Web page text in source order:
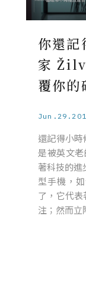
你還記
家
覆你的
還記得小
是被英文
著科技的進
型手機，
了，它代
注；然而